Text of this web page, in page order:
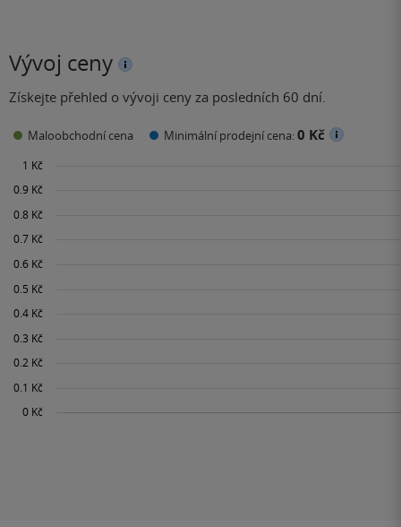
Vývoj ceny
Získejte přehled o vývoji ceny za posledních 60 dní.
Maloobchodní cena Minimální prodejní cena:0 Kč